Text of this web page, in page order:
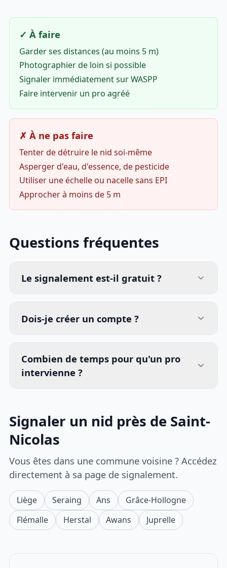
✓ À faire
Garder ses distances (au moins 5 m)
Photographier de loin si possible
Signaler immédiatement sur WASPP
Faire intervenir un pro agréé
✗ À ne pas faire
Tenter de détruire le nid soi-même
Asperger d'eau, d'essence, de pesticide
Utiliser une échelle ou nacelle sans EPI
Approcher à moins de 5 m
Questions fréquentes
Le signalement est-il gratuit ?
Dois-je créer un compte ?
Combien de temps pour qu'un pro
intervienne ?
Signaler un nid près de Saint-
Nicolas
Vous êtes dans une commune voisine ? Accédez
directement à sa page de signalement.
Liège Seraing Ans
Grâce-Hollogne
Flémalle
Herstal Awans Juprelle